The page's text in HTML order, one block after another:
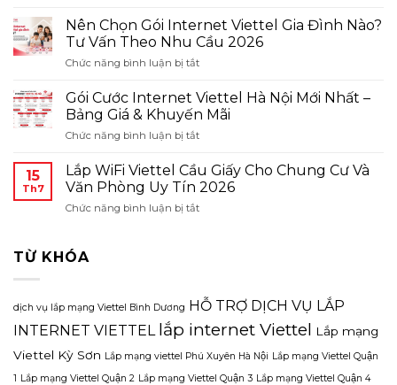
Nội:
Thủ
Chi
Mới
Nhất
Internet
Viettel
Cho
Doanh
&
Văn
Nên
Loại
Nào?
Nên Chọn Gói Internet Viettel Gia Đình Nào?
Tư Vấn Theo Nhu Cầu 2026
Chức năng bình luận bị tắtở
Chọn
Gói
Internet
Viettel
Đình
Nào?
Vấn
Gói Cước Internet Viettel Hà Nội Mới Nhất –
Bảng Giá & Khuyến Mãi
Chức năng bình luận bị tắtở
Cước
Internet
Viettel
Hà
Giá
Khuyến
15
Th7
Lắp WiFi Viettel Cầu Giấy Cho Chung Cư Và
Văn Phòng Uy Tín 2026
Chức năng bình luận bị tắtở
Cho
Chung
Cư
Văn
Phòng
TỪ KHÓA
dịch vụ lắp mạng Viettel Bình Dương HỖ TRỢ DỊCH VỤ LẮP
INTERNET VIETTEL lắp internet Viettel Lắp mạng
Viettel Kỳ Sơn Lắp mạng viettel Phú Xuyên Hà Nội Lắp mạng Viettel Quận
1 Lắp mạng Viettel Quận 2 Lắp mạng Viettel Quận 3 Lắp mạng Viettel Quận 4